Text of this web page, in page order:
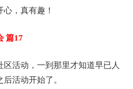
，真有趣！
篇17
活动，一到那里才知道早已人
活动开始了。